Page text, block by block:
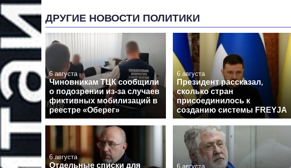
ДРУГИЕ НОВОСТИ ПОЛИТИКИ
6 августа
Чиновникам ТЦК сообщили
о подозрении из-за случаев
фиктивных мобилизаций в
реестре «Оберег»
6 августа
Президент рассказал,
сколько стран
присоединилось к
созданию системы FREYJA
6 августа
Отдельные списки для
6 августа